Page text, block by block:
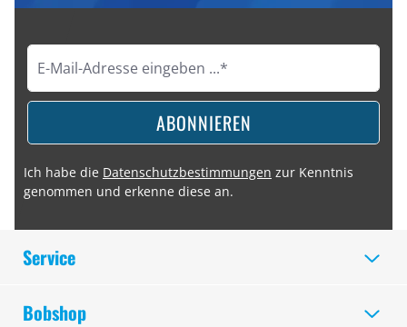
ABONNIEREN
Ich habe die Datenschutzbestimmungen zur Kenntnis
genommen und erkenne diese an.
Service
Bobshop